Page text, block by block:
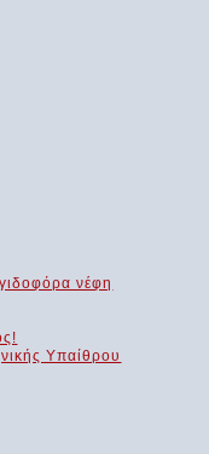
νέφη
Υπαίθρου